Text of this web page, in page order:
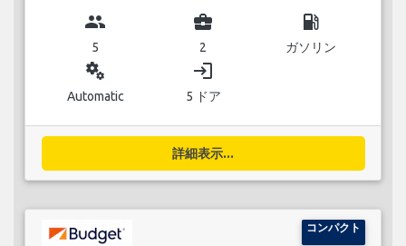
group
5
business_center
2
local_gas_station
ガソリン
miscellaneous_services
Automatic
login
5 ドア
詳細表示...
コンパクト